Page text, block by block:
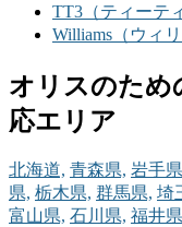
TT3（ティーテ
Williams（ウィ
オリスのため
応エリア
北海道, 青森県, 岩手
県, 栃木県, 群馬県, 埼
富山県, 石川県, 福井